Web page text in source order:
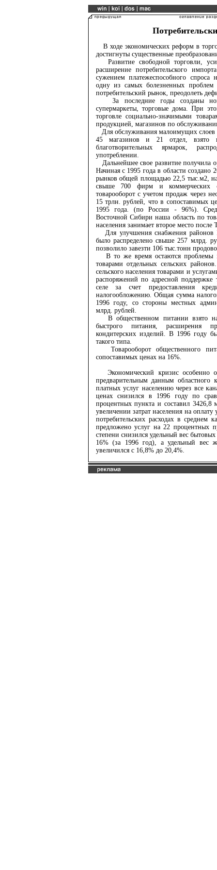
В ходе экономических реформ в
достигнуты существенные
Развитие свободной торговли,
расширение потребительского
сужением платежеспособного спроса
одну из самых болезненных проблем
потребительский рынок, преодолеть
За последние годы созданы
супермаркеты, торговые дома. При
торговле социально-значимыми
продукцией, магазинов по
Для обслуживания малоимущих слоев
45 магазинов и 21 отдел, взято
благотворительных ярмарок,
употреблении.
Дальнейшее свое развитие получила
Начиная с 1995 года в области создано
рынков общей площадью 22,5 тыс.м2,
свыше 700 фирм и
товарооборот с учетом продаж через
15 трлн. рублей, что в сопоставимых
1995 года. (по России - 96%).
Восточной Сибири наша область по
населения занимает второе место после
Для улучшения снабжения районов
было распределено свыше 257 млрд.
позволило завезти 106 тыс.тонн
В то же время остаются проблемы
товарами отдельных сельских
сельского населения товарами и
распоряжений по адресной
селе за счет предоставления
налогообложению. Общая сумма
1996 году, со стороны местных
млрд. рублей.
В общественном питании взято
быстрого питания, расширения
кондитерских изделий. В 1996 году
такого типа.
Товарооборот общественного
сопоставимых ценах на 16%.
Экономический кризис особенно
предварительным данным областного
платных услуг населению через все
ценах снизился в 1996 году по
процентных пункта и составил
увеличении затрат населения на
потребительских расходах в среднем
предложено услуг на 22 процентных
степени снизился удельный вес
16% (за 1996 год), а удельный вес
увеличился с 16,8% до 20,4%.